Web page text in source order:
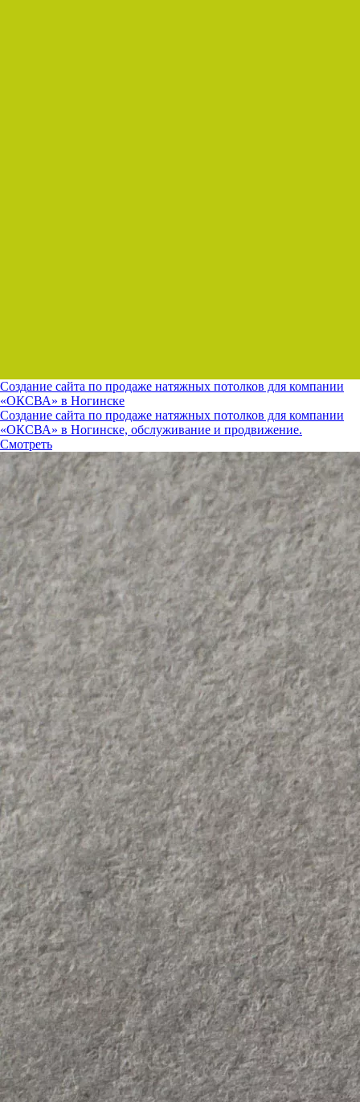
Создание сайта по продаже натяжных потолков для компании
«ОКСВА» в Ногинске
Создание сайта по продаже натяжных потолков для компании
«ОКСВА» в Ногинске, обслуживание и продвижение.
Смотреть